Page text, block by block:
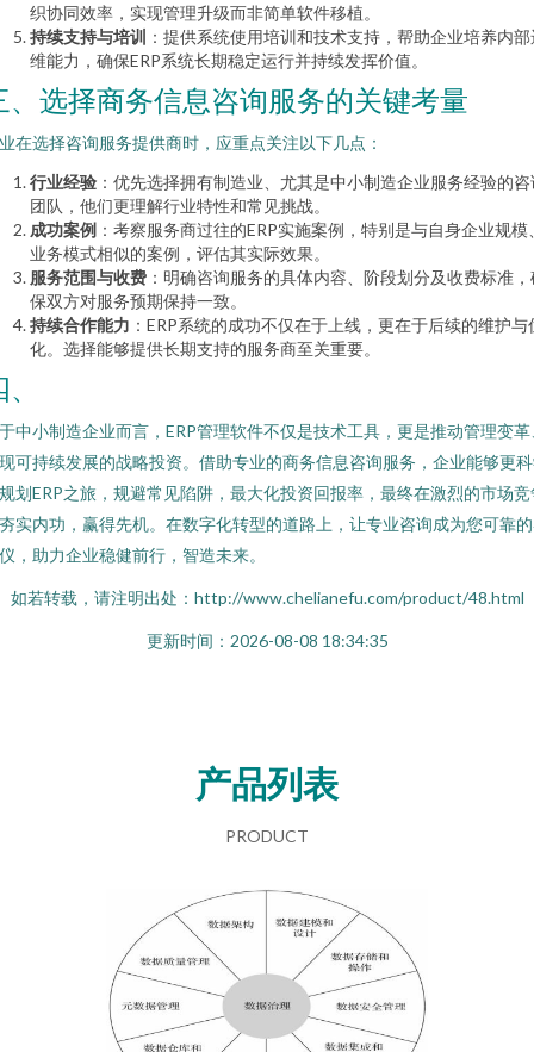
织协同效率，实现管理升级而非简单软件移植。
持续支持与培训 ：提供系统使用培训和技术支持，帮助企业培养内部
维能力，确保ERP系统长期稳定运行并持续发挥价值。
、选择商务信息咨询服务的关键考量
在选择咨询服务提供商时，应重点关注以下几点：
行业经验 ：优先选择拥有制造业、尤其是中小制造企业服务经验的咨
团队，他们更理解行业特性和常见挑战。
成功案例 ：考察服务商过往的ERP实施案例，特别是与自身企业规模
业务模式相似的案例，评估其实际效果。
服务范围与收费 ：明确咨询服务的具体内容、阶段划分及收费标准，
保双方对服务预期保持一致。
持续合作能力 ：ERP系统的成功不仅在于上线，更在于后续的维护与
化。选择能够提供长期支持的服务商至关重要。
中小制造企业而言，ERP管理软件不仅是技术工具，更是推动管理变革
可持续发展的战略投资。借助专业的商务信息咨询服务，企业能够更
划ERP之旅，规避常见陷阱，最大化投资回报率，最终在激烈的市场竞
实内功，赢得先机。在数字化转型的道路上，让专业咨询成为您可靠
，助力企业稳健前行，智造未来。
如若转载，请注明出处：http://www.chelianefu.com/product/48.html
更新时间：2026-08-08 18:34:35
产品列表
PRODUCT